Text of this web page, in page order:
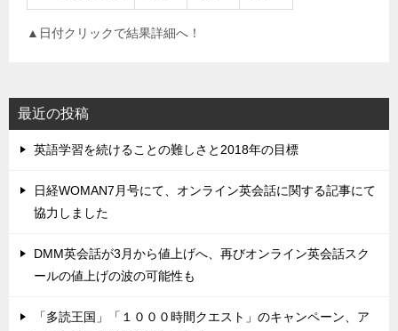
▲日付クリックで結果詳細へ！
最近の投稿
英語学習を続けることの難しさと2018年の目標
日経WOMAN7月号にて、オンライン英会話に関する記事にて
協力しました
DMM英会話が3月から値上げへ、再びオンライン英会話スク
ールの値上げの波の可能性も
「多読王国」「１０００時間クエスト」のキャンペーン、ア